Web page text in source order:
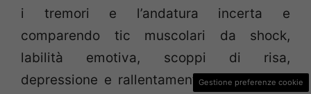
i tremori e l’andatura incerta e
comparendo tic muscolari da shock,
labilità emotiva, scoppi di risa,
depressione e rallentamento dei processi
Gestione preferenze cookie